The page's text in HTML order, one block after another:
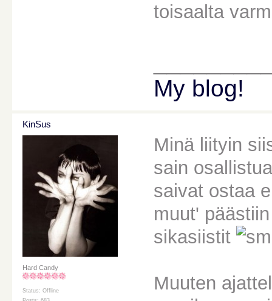
toisaalta
My blog!
KinSus
Hard Candy
Status: Offline
Minä liityin
sain
saivat ostaa
muut'
sikasiistit
Muuten